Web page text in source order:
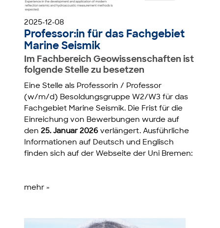
2025-12-08
Professor:in für das Fachgebiet
Marine Seismik
Im Fachbereich Geowissenschaften ist
folgende Stelle zu besetzen
Eine Stelle als Professorin / Professor
(w/m/d) Besoldungsgruppe W2/W3 für das
Fachgebiet Marine Seismik. Die Frist für die
Einreichung von Bewerbungen wurde auf
den25. Januar 2026 verlängert. Ausführliche
Informationen auf Deutsch und Englisch
finden sich auf der Webseite der Uni Bremen:
mehr »